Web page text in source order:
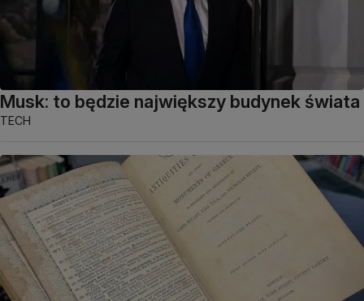
Musk: to będzie największy budynek świata
TECH